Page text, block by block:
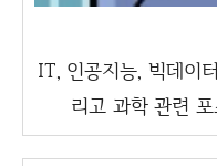
IT, 인공지능, 빅데이
리고 과학 관련